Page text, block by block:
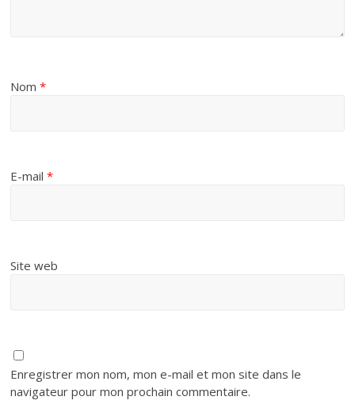
Nom*
E-mail*
Site web
Enregistrer mon nom, mon e-mail et mon site dans le
navigateur pour mon prochain commentaire.